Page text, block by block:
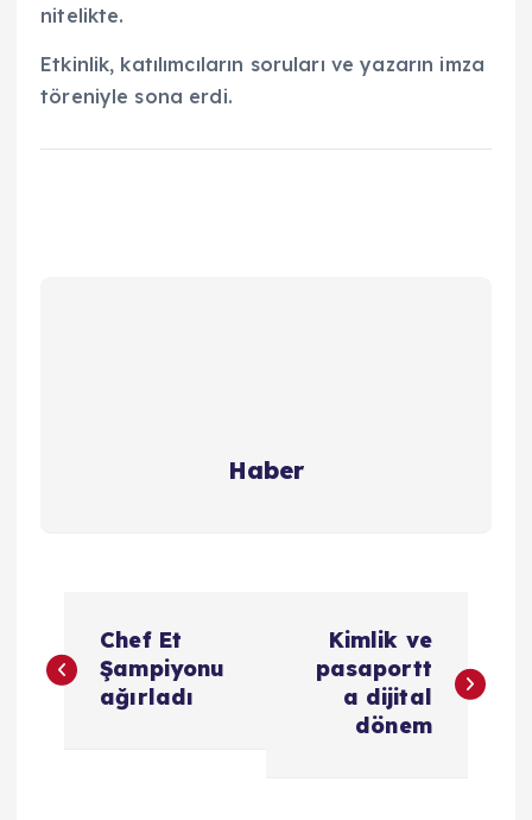
nitelikte.
Etkinlik, katılımcıların soruları ve yazarın imza
töreniyle sona erdi.
Haber
a
Chef Et
Şampiyonu
ağırladı
Kimlik ve
pasaportt
a dijital
dönem